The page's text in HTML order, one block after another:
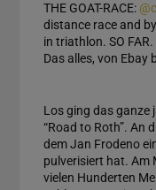
THE GOAT-RACE:
distance race and
in triathlon. SO FAR.
Das alles, von Ebay
Los ging das ganze
“Road to Roth”. An
dem Jan Frodeno
pulverisiert hat. Am
vielen Hunderten